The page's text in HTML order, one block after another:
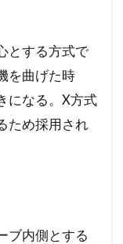
とする方式で
を曲げた時
になる。X方式
ため採用され
ブ内側とする